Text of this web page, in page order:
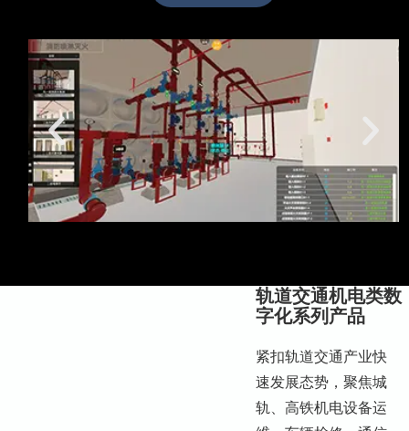
轨道交通机电类数
字化系列产品
紧扣轨道交通产业快
速发展态势，聚焦城
轨、高铁机电设备运